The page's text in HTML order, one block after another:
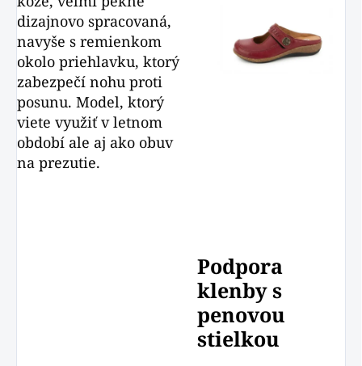
dizajnovo spracovaná,
navyše s remienkom
okolo priehlavku, ktorý
zabezpečí nohu proti
posunu. Model, ktorý
viete využiť v letnom
období ale aj ako obuv
na prezutie.
Podpora
klenby s
penovou
stielkou